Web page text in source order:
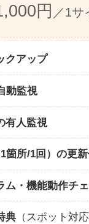
円 ／1サ
クアップ
動監視
有人監視
箇所/1回）の更
ム・機能動作チ
典 （スポット対